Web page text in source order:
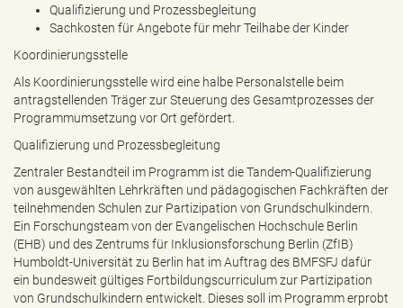
Qualifizierung und Prozessbegleitung
Sachkosten für Angebote für mehr Teilhabe der Kinder
Koordinierungsstelle
Als Koordinierungsstelle wird eine halbe Personalstelle beim
antragstellenden Träger zur Steuerung des Gesamtprozesses der
Programmumsetzung vor Ort gefördert.
Qualifizierung und Prozessbegleitung
Zentraler Bestandteil im Programm ist die Tandem-Qualifizierung
von ausgewählten Lehrkräften und pädagogischen Fachkräften der
teilnehmenden Schulen zur Partizipation von Grundschulkindern.
Ein Forschungsteam von der Evangelischen Hochschule Berlin
(EHB) und des Zentrums für Inklusionsforschung Berlin (ZfIB)
Humboldt-Universität zu Berlin hat im Auftrag des BMFSFJ dafür
ein bundesweit gültiges Fortbildungscurriculum zur Partizipation
von Grundschulkindern entwickelt. Dieses soll im Programm erprobt